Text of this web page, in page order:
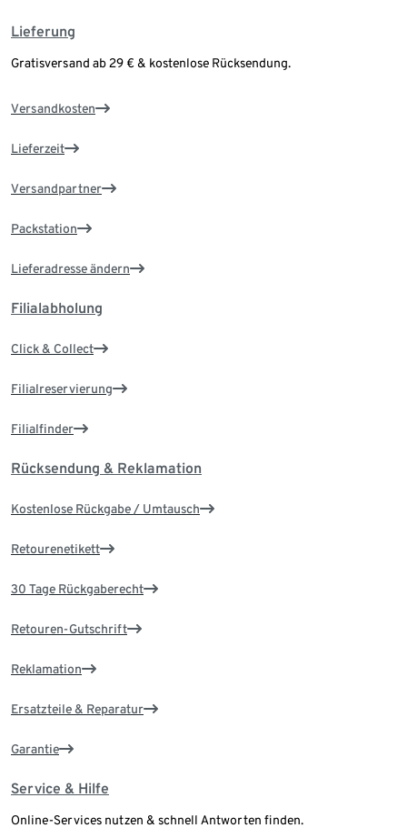
Lieferung
Gratisversand ab 29 € & kostenlose Rücksendung.
Versandkosten
Lieferzeit
Versandpartner
Packstation
Lieferadresse ändern
Filialabholung
Click & Collect
Filialreservierung
Filialfinder
Rücksendung & Reklamation
Kostenlose Rückgabe / Umtausch
Retourenetikett
30 Tage Rückgaberecht
Retouren-Gutschrift
Reklamation
Ersatzteile & Reparatur
Garantie
Service & Hilfe
Online-Services nutzen & schnell Antworten finden.